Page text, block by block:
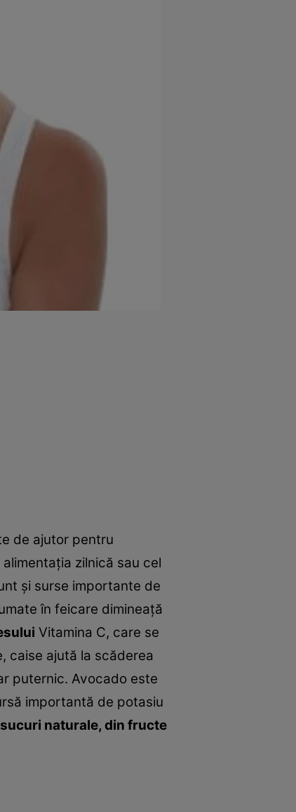
de ajutor pentru
zilnică sau cel
şi surse importante de
în feicare dimineaţă
Vitamina C, care se
caise ajută la scăderea
puternic. Avocado este
importantă de potasiu
naturale, din fructe